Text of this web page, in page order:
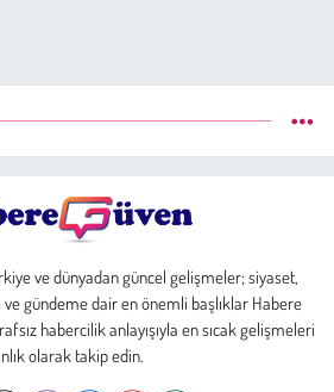
ve dünyadan güncel gelişmeler; siyaset,
gündeme dair en önemli başlıklar Habere
habercilik anlayışıyla en sıcak gelişmeleri
olarak takip edin.